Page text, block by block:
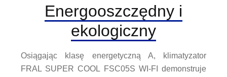
Energooszczędny i
ekologiczny
Osiągając klasę energetyczną A, klimatyzator
FRAL SUPER COOL FSC05S WI-FI demonstruje